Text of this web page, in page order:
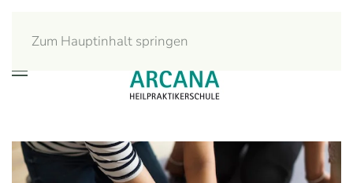
Zum Hauptinhalt springen